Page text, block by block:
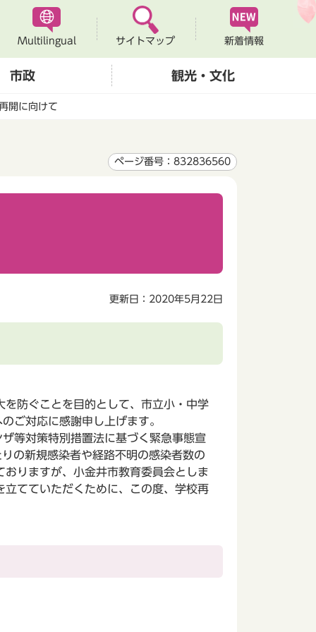
Multilingual サイトマップ 新着情報
市政 観光・文化
開に向けて
ページ番号：832836560
更新日：2020年5月22日
防ぐことを目的として、市立小・中学
ご対応に感謝申し上げます。
等対策特別措置法に基づく緊急事態宣
の新規感染者や経路不明の感染者数の
りますが、小金井市教育委員会としま
てていただくために、この度、学校再